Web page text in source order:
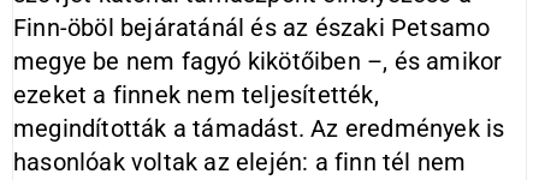
Finn-öböl bejáratánál és az északi Petsamo
megye be nem fagyó kikötőiben –, és amikor
ezeket a finnek nem teljesítették,
megindították a támadást. Az eredmények is
hasonlóak voltak az elején: a finn tél nem